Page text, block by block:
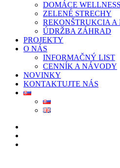
DOMÁCE
ZELENÉ STRECHY
REKONŠTRUKCIA
ÚDRŽBA ZÁHRAD
PROJEKTY
O NÁS
INFORMAČNÝ LIST
CENNÍK A NÁVODY
NOVINKY
KONTAKTUJTE NÁS